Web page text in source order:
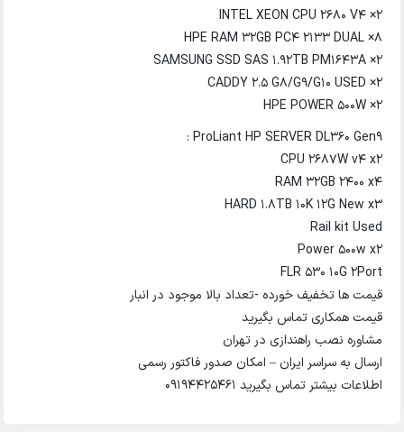
INTEL XEON CPU 2680 V4 ×2
HPE RAM 32GB PC4 2133 DUAL ×8
SAMSUNG SSD SAS 1.92TB PM1643A ×2
CADDY 2.5 G8/G9/G10 USED ×2
HPE POWER 500W ×2
ProLiant HP SERVER DL360 Gen9 :
CPU 2687W v4 x2
RAM 32GB 2400 x4
HARD 1.8TB 10K 12G New x3
Rail kit Used
Power 500w x2
FLR 530 10G 2Port
قیمت ها تخفیف خورده -تعداد بالا موجود در انبار
قیمت همکاری تماس بگیرید
مشاوره نصب راهندازی در تهران
ارسال به سراسر ایران – امکان صدور فاکتور رسمی
اطلاعات بیشتر تماس بگیرید 09194425461